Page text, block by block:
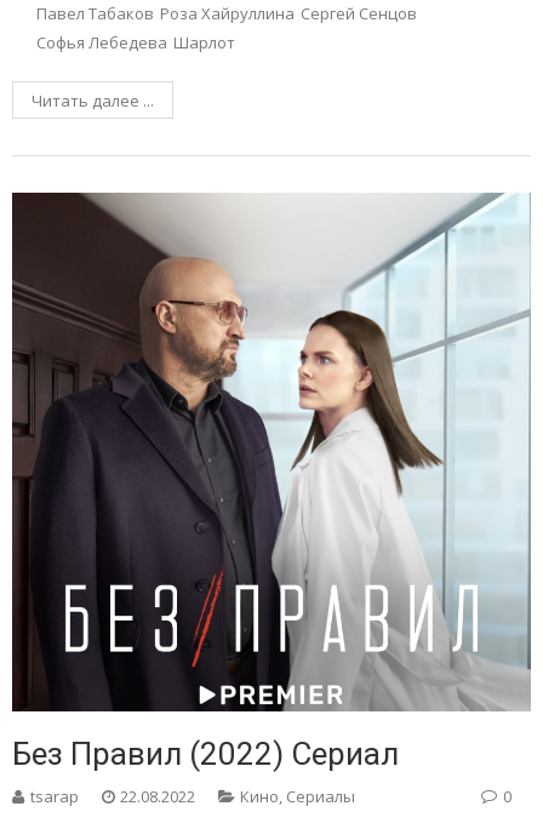
Павел Табаков Роза Хайруллина Сергей Сенцов
Софья Лебедева Шарлот
Читать далее ...
Без Правил (2022) Сериал
tsarap 22.08.2022 Кино, Сериалы 0